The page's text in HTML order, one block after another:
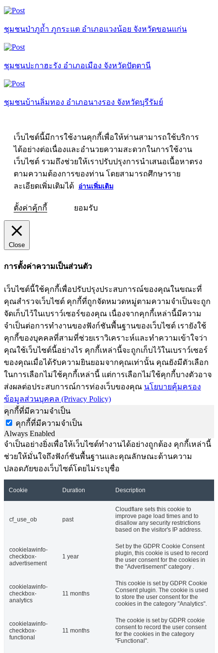
ชุมชนป่าภูถ้ำ ภูกระแต อำเภอแวงน้อย จังหวัดขอนแก่น
ชุมชนปะกาฮะรัง อำเภอเมือง จังหวัดปัตตานี
ชุมชนบ้านลิ่มทอง อำเภอนางรอง จังหวัดบุรีรัมย์
เว็บไซต์นี้มีการใช้งานคุกกี้เพื่อให้ท่านสามารถใช้บริการ
ได้อย่างต่อเนื่องและอำนวยความสะดวกในการใช้งาน
เว็บไซต์ รวมถึงช่วยให้เราปรับปรุงการนำเสนอเนื้อหาตรง
ตามความต้องการของท่าน โดยสามารถศึกษาราย
ละเอียดเพิ่มเติมได้
อ่านเพิ่มเติม
ตั้งค่าคุ้กกี้ ยอมรับ
Close
การตั้งค่าความเป็นส่วนตัว
เว็บไซต์นี้ใช้คุกกี้เพื่อปรับปรุงประสบการณ์ของคุณในขณะที่
คุณสำรวจเว็บไซต์ คุกกี้ที่ถูกจัดหมวดหมู่ตามความจำเป็นจะถูก
จัดเก็บไว้ในเบราว์เซอร์ของคุณ เนื่องจากคุกกี้เหล่านี้มีความ
จำเป็นต่อการทำงานของฟังก์ชันพื้นฐานของเว็บไซต์ เรายังใช้
คุกกี้ของบุคคลที่สามที่ช่วยเราวิเคราะห์และทำความเข้าใจว่า
คุณใช้เว็บไซต์นี้อย่างไร คุกกี้เหล่านี้จะถูกเก็บไว้ในเบราว์เซอร์
ของคุณเมื่อได้รับความยินยอมจากคุณเท่านั้น คุณยังมีตัวเลือก
ในการเลือกไม่ใช้คุกกี้เหล่านี้ แต่การเลือกไม่ใช้คุกกี้บางตัวอาจ
ส่งผลต่อประสบการณ์การท่องเว็บของคุณ นโยบายคุ้มครอง
ข้อมูลส่วนบุคคล (Privacy Policy)
คุกกี้ที่มีความจำเป็น
คุกกี้ที่มีความจำเป็น
Always Enabled
จำเป็นอย่างยิ่งเพื่อให้เว็บไซต์ทำงานได้อย่างถูกต้อง คุกกี้เหล่านี้
ช่วยให้มั่นใจถึงฟังก์ชันพื้นฐานและคุณลักษณะด้านความ
ปลอดภัยของเว็บไซต์โดยไม่ระบุชื่อ
Cookie Duration Description
cf_use_ob past
Cloudflare sets this cookie to
improve page load times and to
disallow any security restrictions
based on the visitor's IP address.
cookielawinfo-
checkbox-
advertisement
1 year
Set by the GDPR Cookie Consent
plugin, this cookie is used to record
the user consent for the cookies in
the "Advertisement" category .
cookielawinfo-
checkbox-
analytics
11 months
This cookie is set by GDPR Cookie
Consent plugin. The cookie is used
to store the user consent for the
cookies in the category "Analytics".
cookielawinfo-
checkbox-
functional
11 months
The cookie is set by GDPR cookie
consent to record the user consent
for the cookies in the category
"Functional".